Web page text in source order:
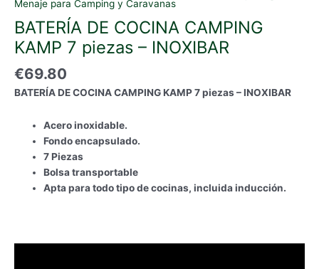
Menaje para Camping y Caravanas
BATERÍA DE COCINA CAMPING
KAMP 7 piezas – INOXIBAR
€69.80
BATERÍA DE COCINA CAMPING KAMP 7 piezas – INOXIBAR
Acero inoxidable.
Fondo encapsulado.
7 Piezas
Bolsa transportable
Apta para todo tipo de cocinas, incluida inducción.